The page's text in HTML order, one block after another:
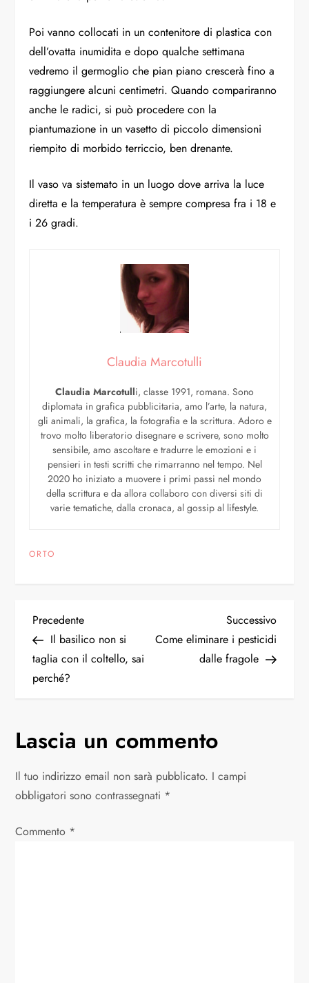
Poi vanno collocati in un contenitore di plastica con
dell’ovatta inumidita e dopo qualche settimana
vedremo il germoglio che pian piano crescerà fino a
raggiungere alcuni centimetri. Quando compariranno
anche le radici, si può procedere con la
piantumazione in un vasetto di piccolo dimensioni
riempito di morbido terriccio, ben drenante.
Il vaso va sistemato in un luogo dove arriva la luce
diretta e la temperatura è sempre compresa fra i 18 e
i 26 gradi.
Claudia Marcotulli
Claudia Marcotulli, classe 1991, romana. Sono
diplomata in grafica pubblicitaria, amo l’arte, la natura,
gli animali, la grafica, la fotografia e la scrittura. Adoro e
trovo molto liberatorio disegnare e scrivere, sono molto
sensibile, amo ascoltare e tradurre le emozioni e i
pensieri in testi scritti che rimarranno nel tempo. Nel
2020 ho iniziato a muovere i primi passi nel mondo
della scrittura e da allora collaboro con diversi siti di
varie tematiche, dalla cronaca, al gossip al lifestyle.
ORTO
Precedente
Il basilico non si
taglia con il coltello, sai
perché?
Successivo
Come eliminare i pesticidi
dalle fragole
Lascia un commento
Il tuo indirizzo email non sarà pubblicato. I campi
obbligatori sono contrassegnati *
Commento *